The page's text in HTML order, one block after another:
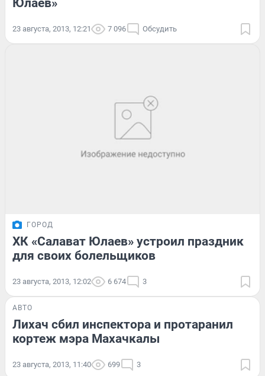
23 августа, 2013, 12:21 7 096 Обсудить
ГОРОД
ХК «Салават Юлаев» устроил праздник
для своих болельщиков
23 августа, 2013, 12:02 6 674 3
АВТО
Лихач сбил инспектора и протаранил
кортеж мэра Махачкалы
23 августа, 2013, 11:40 699 3